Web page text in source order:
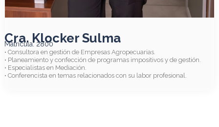
Cra. Klocker Sulma
Matrícula: 2800
• Consultora en gestión de Empresas Agropecuarias.
• Planeamiento y confección de programas impositivos y de gestión.
• Especialistas en Mediación.
• Conferencista en temas relacionados con su labor profesional.